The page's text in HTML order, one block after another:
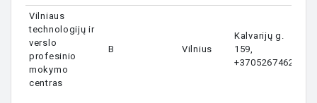
Vilniaus
technologijų ir
verslo
profesinio
mokymo
centras
B Vilnius
Kalvarijų g.
159,
+37052674629